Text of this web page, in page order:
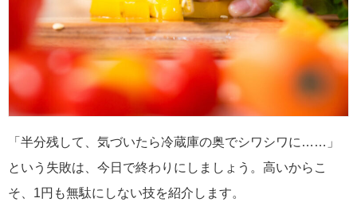
「半分残して、気づいたら冷蔵庫の奥でシワシワに……」
という失敗は、今日で終わりにしましょう。高いからこ
そ、1円も無駄にしない技を紹介します。